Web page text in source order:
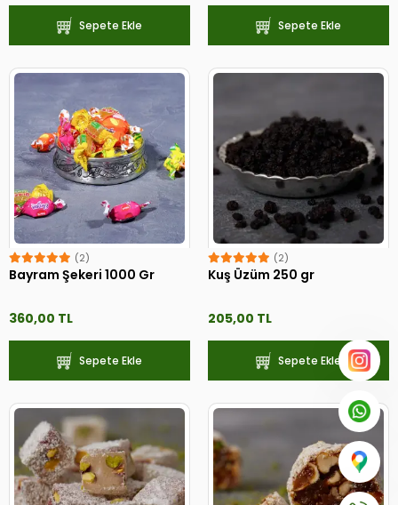
Sepete Ekle Sepete Ekle
(2)
Bayram Şekeri 1000 Gr
360,00 TL
Sepete Ekle
(2)
Kuş Üzüm 250 gr
205,00 TL
Sepete Ekle